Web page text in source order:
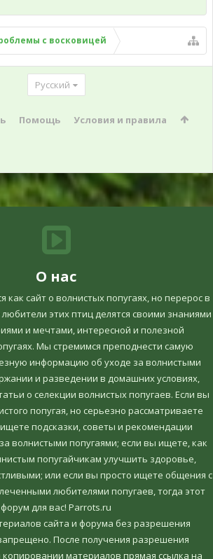
с восковицей
Русский
Помощь Условия и правила
О нас
как сайт о волнистых попугаях, но перерос в
этих птиц делятся своими знаниями
и мечтами, интересной и полезной
Мы стремимся преподнести самую
информацию об уходе за волнистыми
и разведении в домашних условиях,
о селекции волнистых попугаев. Если вы
попугая, но серьезно рассматриваете
подсказки, советы и рекомендации
волнистыми попугаями; если вы ищете, как
попугайчикам улучшить здоровье,
или если вы просто ищете общения с
любителями попугаев, тогда этот
форум для вас! Parrots.ru
сайта и форума без разрешения
После получения разрешения
материалов прямая ссылка на